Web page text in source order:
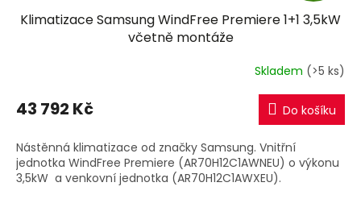
A
R
M
A
Klimatizace Samsung WindFree Premiere 1+1 3,5kW
včetně montáže
Skladem (>5 ks)
43 792 Kč Do košíku
Nástěnná klimatizace od značky Samsung. Vnitřní
jednotka WindFree Premiere (AR70H12C1AWNEU) o výkonu
3,5kW a venkovní jednotka (AR70H12C1AWXEU).